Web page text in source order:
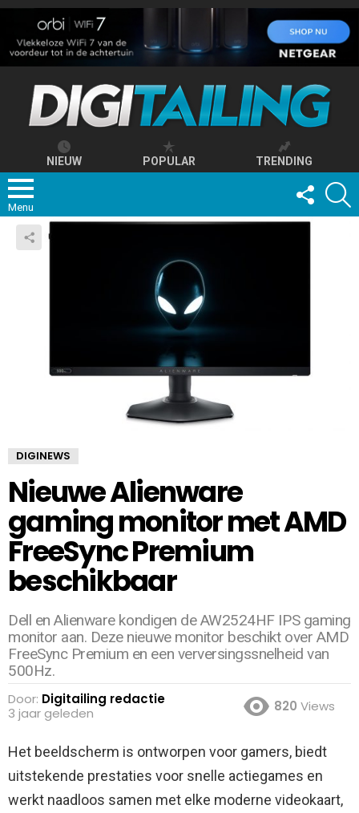
NIEUW POPULAR TRENDING
Menu
FOLLOW
US
DIGINEWS
Nieuwe Alienware
gaming monitor met AMD
FreeSync Premium
beschikbaar
Dell en Alienware kondigen de AW2524HF IPS gaming
monitor aan. Deze nieuwe monitor beschikt over AMD
FreeSync Premium en een verversingssnelheid van
500Hz.
Door: Digitailing redactie
3 jaar geleden
820 Views
Het beeldscherm is ontworpen voor gamers, biedt
uitstekende prestaties voor snelle actiegames en
werkt naadloos samen met elke moderne videokaart,